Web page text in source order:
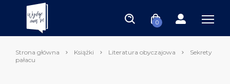
0
Strona główna Książki Literatura obyczajowa
Sekrety
pałacu